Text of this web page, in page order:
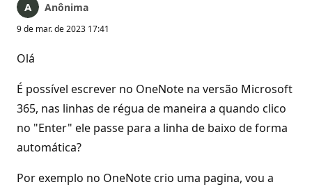
Anônima
9 de mar. de 2023 17:41
Olá
É possível escrever no OneNote na versão Microsoft
365, nas linhas de régua de maneira a quando clico
no "Enter" ele passe para a linha de baixo de forma
automática?
Por exemplo no OneNote crio uma pagina, vou a